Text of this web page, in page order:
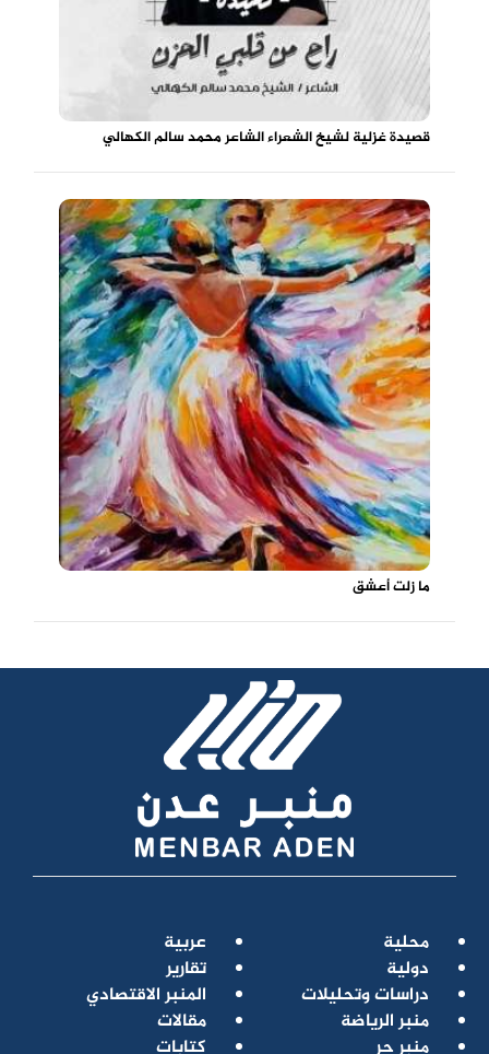
قصيدة غزلية لشيخ الشعراء الشاعر محمد سالم الكهالي
ما زلت أعشق
محلية
عربية
دولية
تقارير
دراسات وتحليلات
المنبر الاقتصادي
منبر الرياضة
مقالات